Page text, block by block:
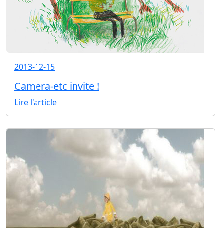
2013-12-15
Camera-etc invite !
Lire l'article